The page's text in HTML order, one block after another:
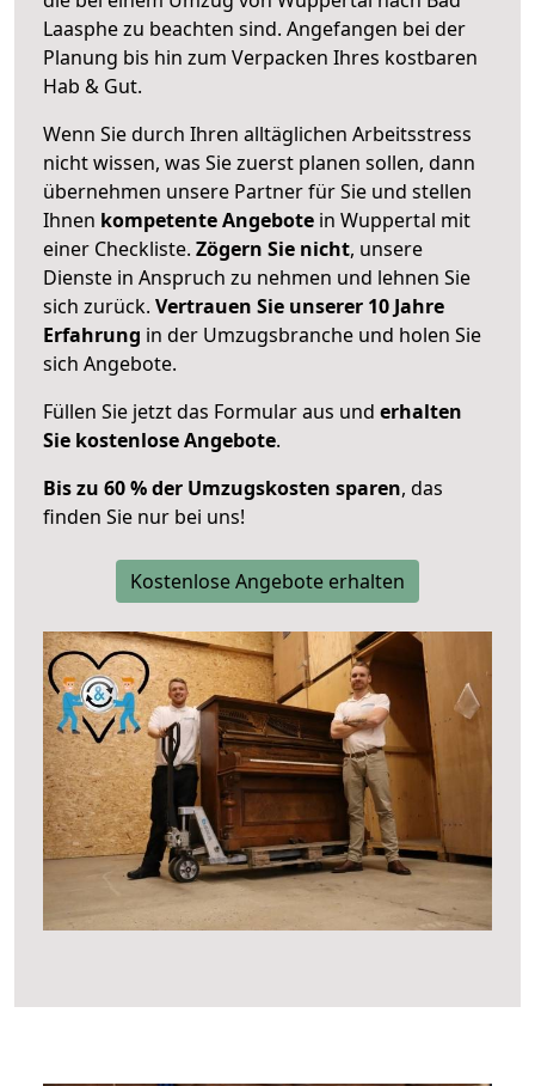
Laasphe zu beachten sind. Angefangen bei der
Planung bis hin zum Verpacken Ihres kostbaren
Hab & Gut.
Wenn Sie durch Ihren alltäglichen Arbeitsstress
nicht wissen, was Sie zuerst planen sollen, dann
übernehmen unsere Partner für Sie und stellen
Ihnen kompetente Angebote in Wuppertal mit
einer Checkliste. Zögern Sie nicht, unsere
Dienste in Anspruch zu nehmen und lehnen Sie
sich zurück. Vertrauen Sie unserer 10 Jahre
Erfahrung in der Umzugsbranche und holen Sie
sich Angebote.
Füllen Sie jetzt das Formular aus und erhalten
Sie kostenlose Angebote.
Bis zu 60 % der Umzugskosten sparen, das
finden Sie nur bei uns!
Kostenlose Angebote erhalten